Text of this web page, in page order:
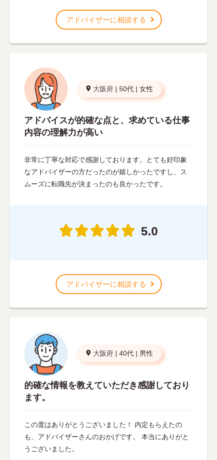
アドバイザーに相談する
大阪府 | 50代 | 女性
アドバイスが的確な点と、求めている仕事
内容の理解力が高い
非常に丁寧な対応で感謝しております。とても好印象
なアドバイザーの方だったのが嬉しかったですし、ス
ムーズに転職先が決まったのも良かったです。
5.0
アドバイザーに相談する
大阪府 | 40代 | 男性
的確な情報を教えていただき感謝しており
ます。
この度はありがとうございました！ 内定もらえたの
も、アドバイザーさんのおかげです。 本当にありがと
うございました。